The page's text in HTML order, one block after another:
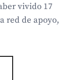
vivido 17
red de apoyo,